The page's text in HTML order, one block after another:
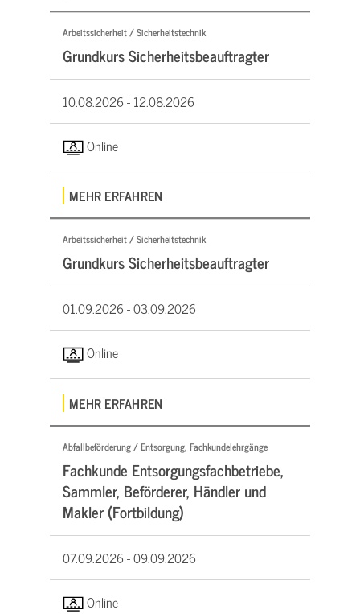
Arbeitssicherheit / Sicherheitstechnik
Grundkurs Sicherheitsbeauftragter
10.08.2026 -12.08.2026
Online
MEHR ERFAHREN
Arbeitssicherheit / Sicherheitstechnik
Grundkurs Sicherheitsbeauftragter
01.09.2026 -03.09.2026
Online
MEHR ERFAHREN
Abfallbeförderung / Entsorgung, Fachkundelehrgänge
Fachkunde Entsorgungsfachbetriebe,
Sammler, Beförderer, Händler und
Makler (Fortbildung)
07.09.2026 -09.09.2026
Online